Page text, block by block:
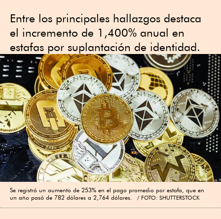
Entre los principales hallazgos destaca
el incremento de 1,400% anual en
estafas por suplantación de identidad.
Se registró un aumento de 253% en el pago promedio por estafa, que en
un año pasó de 782 dólares a 2,764 dólares.
FOTO: SHUTTERSTOCK